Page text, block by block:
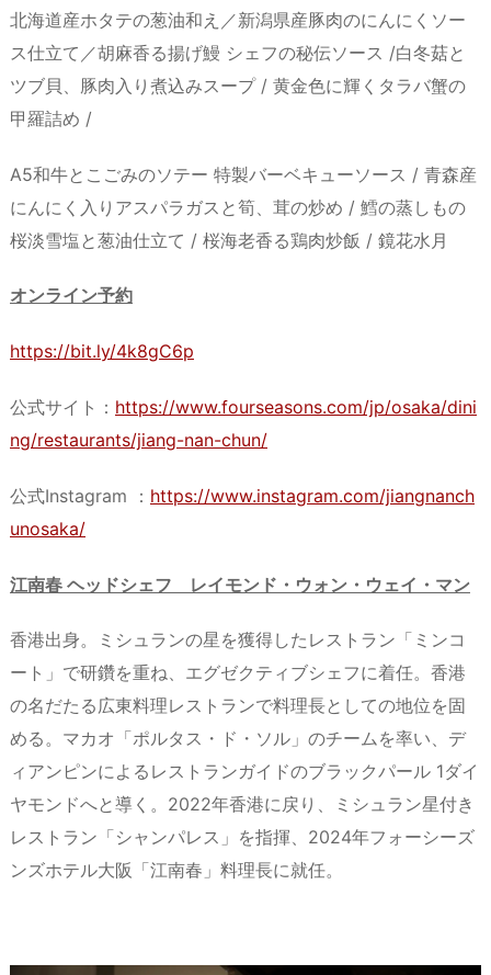
北海道産ホタテの葱油和え／新潟県産豚肉のにんにくソー
ス仕立て／胡麻香る揚げ鰻 シェフの秘伝ソース /白冬菇と
ツブ貝、豚肉入り煮込みスープ / 黄金色に輝くタラバ蟹の
甲羅詰め /
A5和牛とこごみのソテー 特製バーベキューソース / 青森産
にんにく入りアスパラガスと筍、茸の炒め / 鱈の蒸しもの
桜淡雪塩と葱油仕立て / 桜海老香る鶏肉炒飯 / 鏡花水月
オンライン予約
https://bit.ly/4k8gC6p
公式サイト： https://www.fourseasons.com/jp/osaka/dini
ng/restaurants/jiang-nan-chun/
公式Instagram ： https://www.instagram.com/jiangnanch
unosaka/
江南春 ヘッドシェフ レイモンド・ウォン・ウェイ・マン
香港出身。ミシュランの星を獲得したレストラン「ミンコ
ート」で研鑽を重ね、エグゼクティブシェフに着任。香港
の名だたる広東料理レストランで料理長としての地位を固
める。マカオ「ポルタス・ド・ソル」のチームを率い、デ
ィアンピンによるレストランガイドのブラックパール 1ダイ
ヤモンドへと導く。2022年香港に戻り、ミシュラン星付き
レストラン「シャンパレス」を指揮、2024年フォーシーズ
ンズホテル大阪「江南春」料理長に就任。